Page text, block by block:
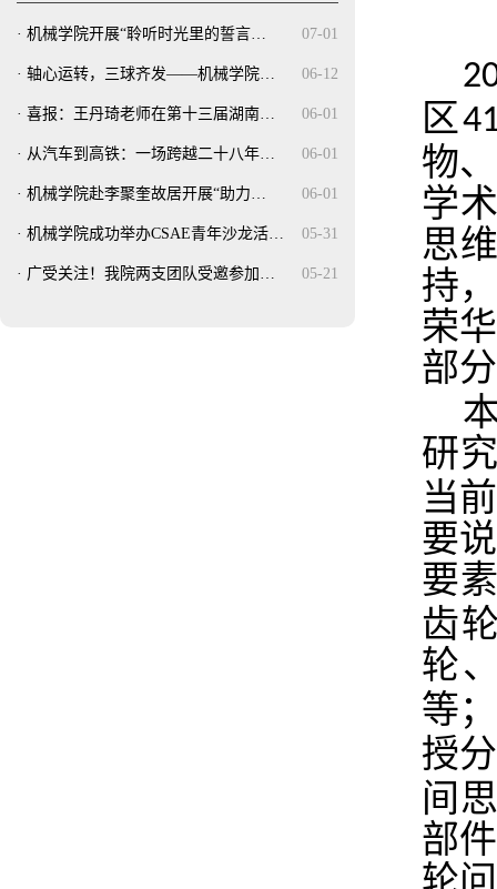
07-01
· 机械学院开展“聆听时光里的誓言…
06-12
· 轴心运转，三球齐发——机械学院…
06-01
· 喜报：王丹琦老师在第十三届湖南…
06-01
· 从汽车到高铁：一场跨越二十八年…
06-01
· 机械学院赴李聚奎故居开展“助力…
05-31
· 机械学院成功举办CSAE青年沙龙活…
05-21
· 广受关注！我院两支团队受邀参加…
区
物
学
思
持，
荣
部
研
当
要
要
齿
轮
等
授
间
部
轮